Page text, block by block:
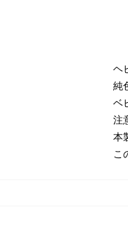
ヘ
純
ベ
注
本
こ